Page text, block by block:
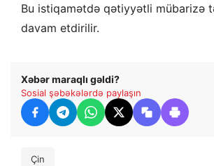
Bu istiqamətdə qətiyyətli mübarizə
davam etdirilir.
Xəbər maraqlı gəldi?
Sosial şəbəkələrdə paylaşın
Çin